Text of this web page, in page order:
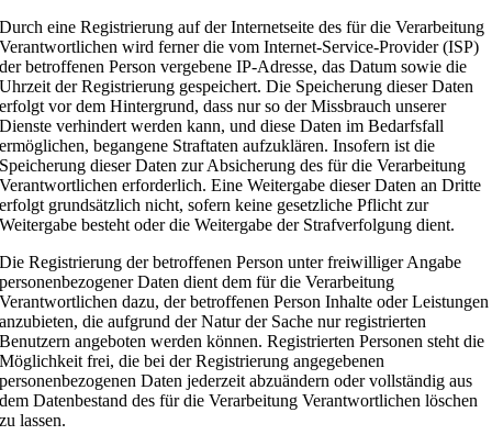
Durch eine Registrierung auf der Internetseite des für die Verarbeitung
Verantwortlichen wird ferner die vom Internet-Service-Provider (ISP)
der betroffenen Person vergebene IP-Adresse, das Datum sowie die
Uhrzeit der Registrierung gespeichert. Die Speicherung dieser Daten
erfolgt vor dem Hintergrund, dass nur so der Missbrauch unserer
Dienste verhindert werden kann, und diese Daten im Bedarfsfall
ermöglichen, begangene Straftaten aufzuklären. Insofern ist die
Speicherung dieser Daten zur Absicherung des für die Verarbeitung
Verantwortlichen erforderlich. Eine Weitergabe dieser Daten an Dritte
erfolgt grundsätzlich nicht, sofern keine gesetzliche Pflicht zur
Weitergabe besteht oder die Weitergabe der Strafverfolgung dient.
Die Registrierung der betroffenen Person unter freiwilliger Angabe
personenbezogener Daten dient dem für die Verarbeitung
Verantwortlichen dazu, der betroffenen Person Inhalte oder Leistungen
anzubieten, die aufgrund der Natur der Sache nur registrierten
Benutzern angeboten werden können. Registrierten Personen steht die
Möglichkeit frei, die bei der Registrierung angegebenen
personenbezogenen Daten jederzeit abzuändern oder vollständig aus
dem Datenbestand des für die Verarbeitung Verantwortlichen löschen
zu lassen.